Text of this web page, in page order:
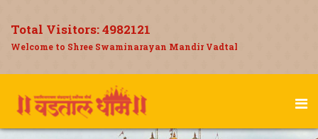
Total Visitors:4982121
Welcome to Shree Swaminarayan Mandir Vadtal